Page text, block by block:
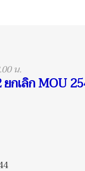
น.
กเลิก MOU